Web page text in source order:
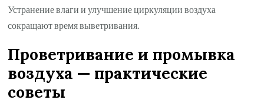
Устранение влаги и улучшение циркуляции воздуха
сокращают время выветривания.
Проветривание и промывка
воздуха — практические
советы